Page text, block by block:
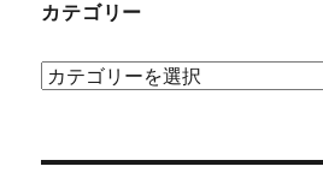
カテゴリー
カ